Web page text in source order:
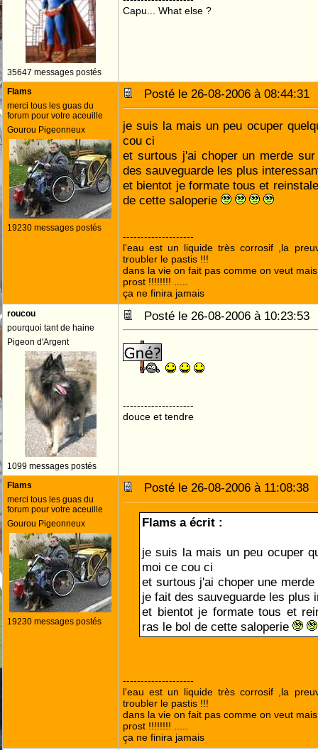
35647 messages postés
Capu... What else ?
Flams
merci tous les guas du
forum pour votre aceuille
Gourou Pigeonneux
19230 messages postés
Posté le 26-08-2006 à
je suis la mais un peu ocuper
cou ci
et surtous j'ai choper un merde
des sauveguarde les plus
et bientot je formate tous et
de cette saloperie
--------------------
l'eau est un liquide très corrosif ,la
troubler le pastis !!!
dans la vie on fait pas comme on veut
prost !!!!!!!! .....
ça ne finira jamais
roucou
pourquoi tant de haine
Pigeon d'Argent
1099 messages postés
Posté le 26-08-2006 à
--------------------
douce et tendre
Flams
merci tous les guas du
forum pour votre aceuille
Gourou Pigeonneux
19230 messages postés
Posté le 26-08-2006 à
Flams a écrit :
je suis la mais un peu ocuper
moi ce cou ci
et surtous j'ai choper une
je fait des sauveguarde les plus
et bientot je formate tous et
ras le bol de cette saloperie
--------------------
l'eau est un liquide très corrosif ,la
troubler le pastis !!!
dans la vie on fait pas comme on veut
prost !!!!!!!! .....
ça ne finira jamais